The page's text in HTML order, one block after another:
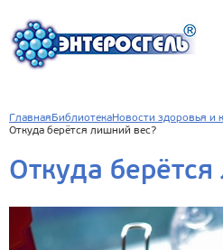
Главная БиблиотекаНовости здоровья и
Откуда берётся лишний вес?
Откуда